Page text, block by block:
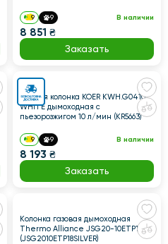
9 9 В наличии
8 851 ₴
Заказать
Газовая колонка KOER KWH.G0410
WHITE дымоходная с
пьезорозжигом 10 л/мин (KR5663)
9 9 В наличии
8 193 ₴
Заказать
Колонка газовая дымоходная
Thermo Alliance JSG20-10ETP18
(JSG2010ETP18SILVER)